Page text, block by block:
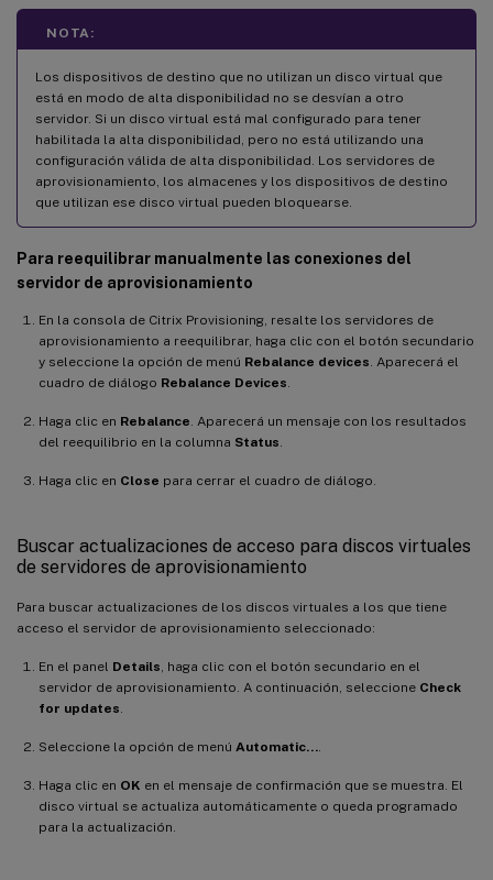
NOTA:
Los dispositivos de destino que no utilizan un disco virtual que
está en modo de alta disponibilidad no se desvían a otro
servidor. Si un disco virtual está mal configurado para tener
habilitada la alta disponibilidad, pero no está utilizando una
configuración válida de alta disponibilidad. Los servidores de
aprovisionamiento, los almacenes y los dispositivos de destino
que utilizan ese disco virtual pueden bloquearse.
Para reequilibrar manualmente las conexiones del
servidor de aprovisionamiento
En la consola de Citrix Provisioning, resalte los servidores de
aprovisionamiento a reequilibrar, haga clic con el botón secundario
y seleccione la opción de menú Rebalance devices . Aparecerá el
cuadro de diálogo Rebalance Devices
Haga clic en Rebalance . Aparecerá un mensaje con los resultados
del reequilibrio en la columna Status
Haga clic en Close para cerrar el cuadro de diálogo.
Buscar actualizaciones de acceso para discos virtuales
de servidores de aprovisionamiento
Para buscar actualizaciones de los discos virtuales a los que tiene
acceso el servidor de aprovisionamiento seleccionado:
En el panel Details , haga clic con el botón secundario en el
servidor de aprovisionamiento. A continuación, seleccione Check
for updates
Seleccione la opción de menú Automatic…
Haga clic en OK en el mensaje de confirmación que se muestra. El
disco virtual se actualiza automáticamente o queda programado
para la actualización.